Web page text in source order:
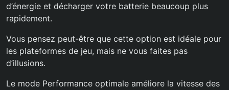
d’énergie et décharger votre batterie beaucoup plus
rapidement.
Vous pensez peut-être que cette option est idéale pour
les plateformes de jeu, mais ne vous faites pas
d’illusions.
Le mode Performance optimale améliore la vitesse des